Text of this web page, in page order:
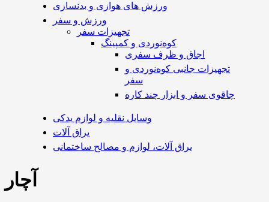
ورزش های هوازی و بدنسازی
ورزش و سفر
تجهیزات سفر
کوه‌نوردی و کمپینگ
اجاق و ظرف سفری
تجهیزات جانبی کوه‌نوردی و
سفر
چاقوی سفر و ابزار چند کاره
وسایل نقلیه و لوازم یدکی
یراق آلات
یراق آلات، لوازم و مصالح ساختمانی
آچار